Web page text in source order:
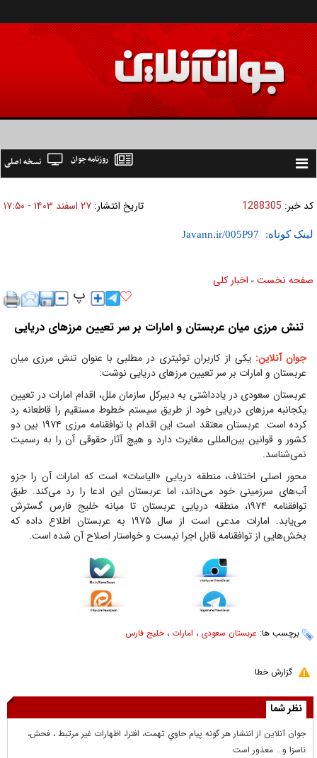
Toggle
نسخه اصلی روزنامه جوان
کد خبر: 1288305 تاریخ انتشار: ۲۷ اسفند ۱۴۰۳ - ۱۷:۵۰
لینک کوتاه:
صفحه نخست » اخبار كلی
تنش مرزی میان عربستان و امارات بر سر تعیین مرز‌های دریایی
جوان آنلاین: یکی از کاربران توئیتری در مطلبی با عنوان تنش مرزی میان
عربستان و امارات بر سر تعیین مرز‌های دریایی نوشت:
عربستان سعودی در یادداشتی به دبیرکل سازمان ملل، اقدام امارات در تعیین
یکجانبه مرز‌های دریایی خود از طریق سیستم خطوط مستقیم را قاطعانه رد
کرده است. عربستان معتقد است این اقدام با توافقنامه مرزی ۱۹۷۴ بین دو
کشور و قوانین بین‌المللی مغایرت دارد و هیچ آثار حقوقی آن را به رسمیت
نمی‌شناسد.
محور اصلی اختلاف، منطقه دریایی «الیاسات» است که امارات آن را جزو
آب‌های سرزمینی خود می‌داند، اما عربستان این ادعا را رد می‌کند. طبق
توافقنامه ۱۹۷۴، منطقه دریایی عربستان تا میانه خلیج فارس گسترش
می‌یابد. امارات مدعی است از سال ۱۹۷۵ به عربستان اطلاع داده که
بخش‌هایی از توافقنامه قابل اجرا نیست و خواستار اصلاح آن شده است.
برچسب ها: عربستان سعودی ، امارات ،خلیج فارس
گزارش خطا
نظر شما
جوان آنلاين از انتشار هر گونه پيام حاوي تهمت، افترا، اظهارات غير مرتبط ، فحش،
ناسزا و... معذور است